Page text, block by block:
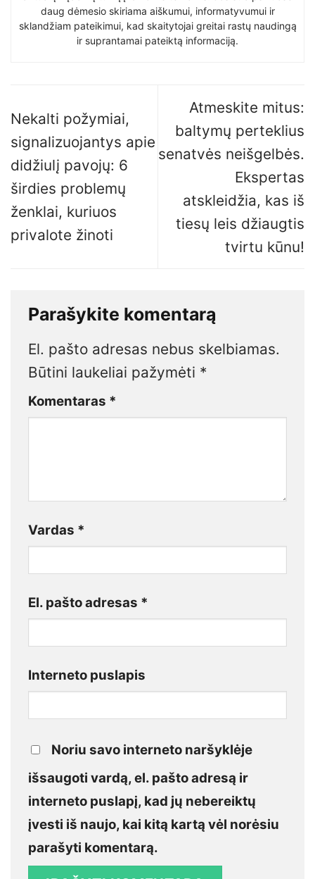
daug dėmesio skiriama aiškumui, informatyvumui ir
sklandžiam pateikimui, kad skaitytojai greitai rastų naudingą
ir suprantamai pateiktą informaciją.
Nekalti požymiai,
signalizuojantys apie
didžiulį pavojų: 6
širdies problemų
ženklai, kuriuos
privalote žinoti
Atmeskite mitus:
baltymų perteklius
senatvės neišgelbės.
Ekspertas
atskleidžia, kas iš
tiesų leis džiaugtis
tvirtu kūnu!
Parašykite komentarą
El. pašto adresas nebus skelbiamas.
Būtini laukeliai pažymėti *
Komentaras *
Vardas *
El. pašto adresas *
Interneto puslapis
Noriu savo interneto naršyklėje
išsaugoti vardą, el. pašto adresą ir
interneto puslapį, kad jų nebereiktų
įvesti iš naujo, kai kitą kartą vėl norėsiu
parašyti komentarą.